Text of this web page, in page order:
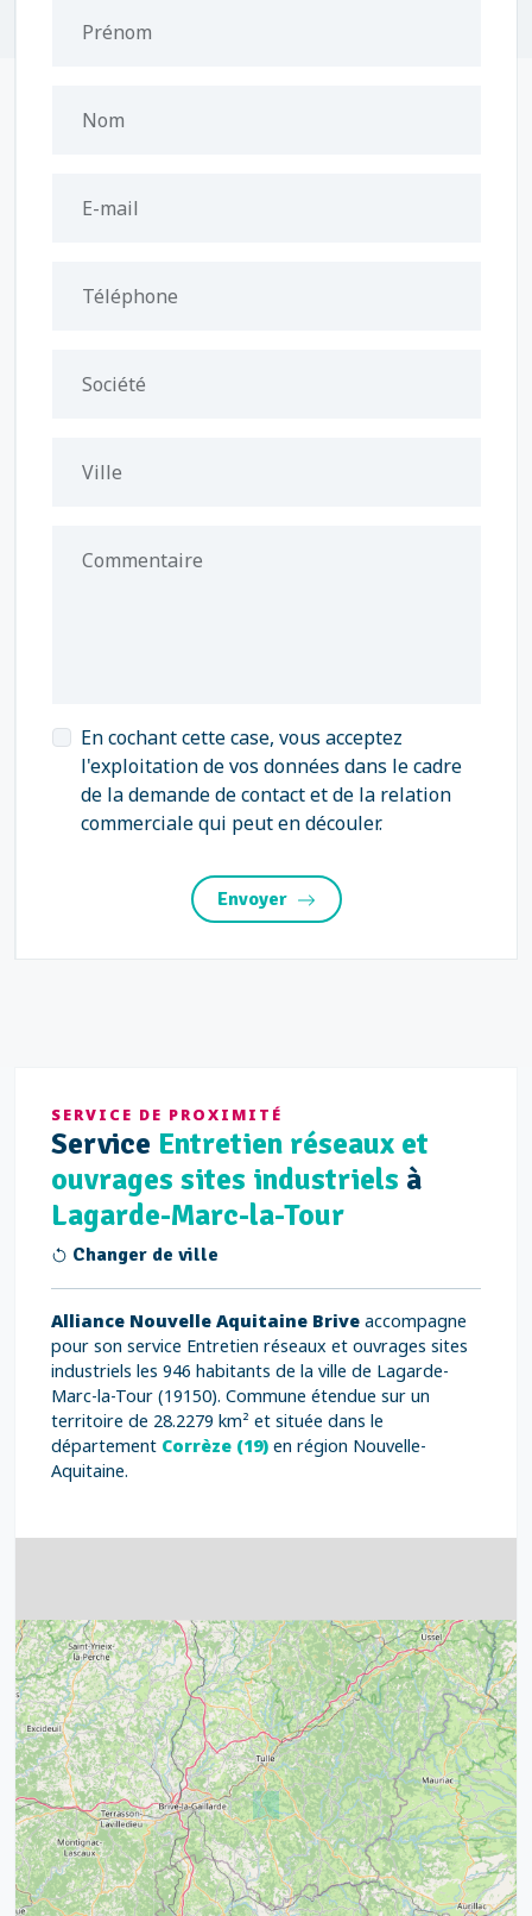
Prénom
Nom
E-mail
Téléphone
Société
Ville
Commentaire
En cochant cette case, vous acceptez
l'exploitation de vos données dans le cadre
de la demande de contact et de la relation
commerciale qui peut en découler.
Envoyer
SERVICE DE PROXIMITÉ
Service Entretien réseaux et
ouvrages sites industriels à
Lagarde-Marc-la-Tour
Changer de ville
Alliance Nouvelle Aquitaine Brive accompagne
pour son service Entretien réseaux et ouvrages sites
industriels les 946 habitants de la ville de Lagarde-
Marc-la-Tour (19150). Commune étendue sur un
territoire de 28.2279 km² et située dans le
département Corrèze (19) en région Nouvelle-
Aquitaine.
4
15
21
14
32
39
52 68
43